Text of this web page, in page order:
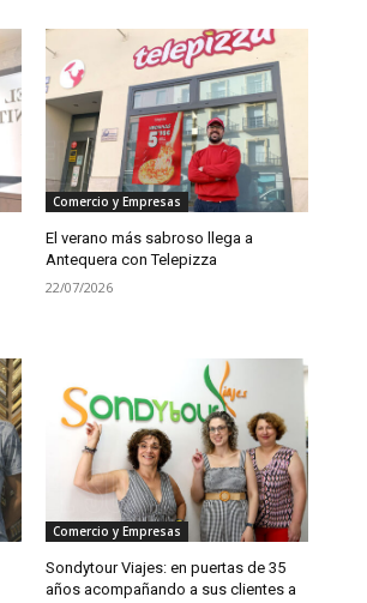
Comercio y Empresas
El verano más sabroso llega a
Antequera con Telepizza
22/07/2026
Comercio y Empresas
Sondytour Viajes: en puertas de 35
años acompañando a sus clientes a